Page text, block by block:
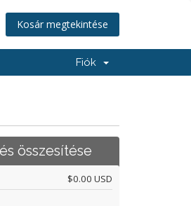
Kosár megtekintése
Fiók
összesítése
$0.00 USD